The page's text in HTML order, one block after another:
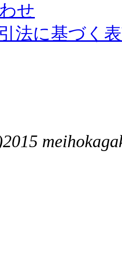
せ
法に基づく